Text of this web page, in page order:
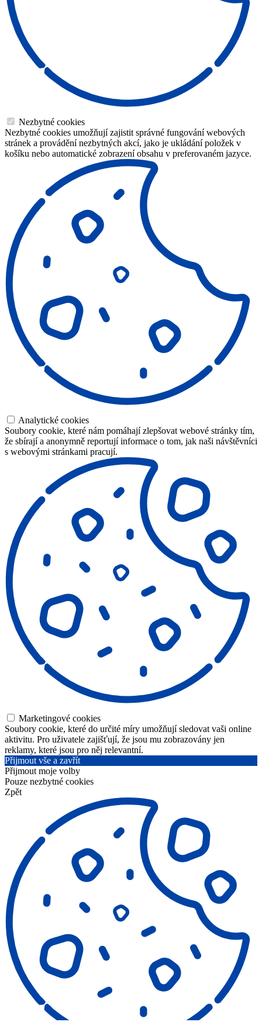
Nezbytné cookies
Nezbytné cookies umožňují zajistit správné fungování webových
stránek a provádění nezbytných akcí, jako je ukládání položek v
košíku nebo automatické zobrazení obsahu v preferovaném jazyce.
Analytické cookies
Soubory cookie, které nám pomáhají zlepšovat webové stránky tím,
že sbírají a anonymně reportují informace o tom, jak naši návštěvníci
s webovými stránkami pracují.
Marketingové cookies
Soubory cookie, které do určité míry umožňují sledovat vaši online
aktivitu. Pro uživatele zajišťují, že jsou mu zobrazovány jen
reklamy, které jsou pro něj relevantní.
Přijmout vše a zavřít
Přijmout moje volby
Pouze nezbytné cookies
Zpět